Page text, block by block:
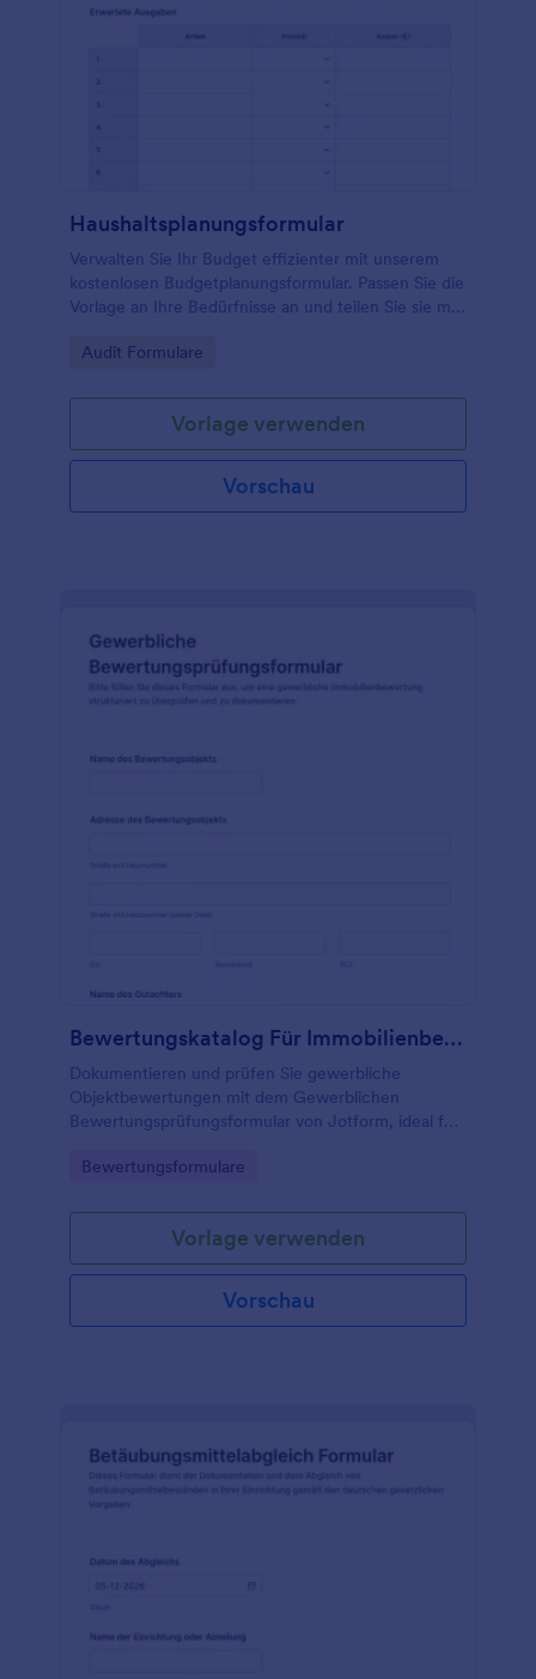
Haushaltsplanungsformular
Verwalten Sie Ihr Budget effizienter mit unserem
kostenlosen Budgetplanungsformular. Passen Sie die
Vorlage an Ihre Bedürfnisse an und teilen Sie sie mit
erwarteten Ausgaben aus.
Go to Category:
Audit Formulare
Vorlage verwenden
Vorschau
Bewertungskatalog Für Immobilienbewertungen Fragebogen
Dokumentieren und prüfen Sie gewerbliche
Objektbewertungen mit dem Gewerblichen
Bewertungsprüfungsformular von Jotform, ideal für
Finanz- und Versicherungsbereiche.
Go to Category:
Bewertungsformulare
Vorlage verwenden
Vorschau